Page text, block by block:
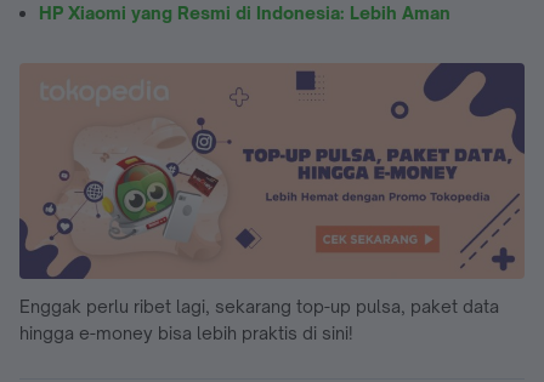
HP Xiaomi yang Resmi di Indonesia: Lebih Aman
Enggak perlu ribet lagi, sekarang top-up pulsa, paket data
hingga e-money bisa lebih praktis di sini!